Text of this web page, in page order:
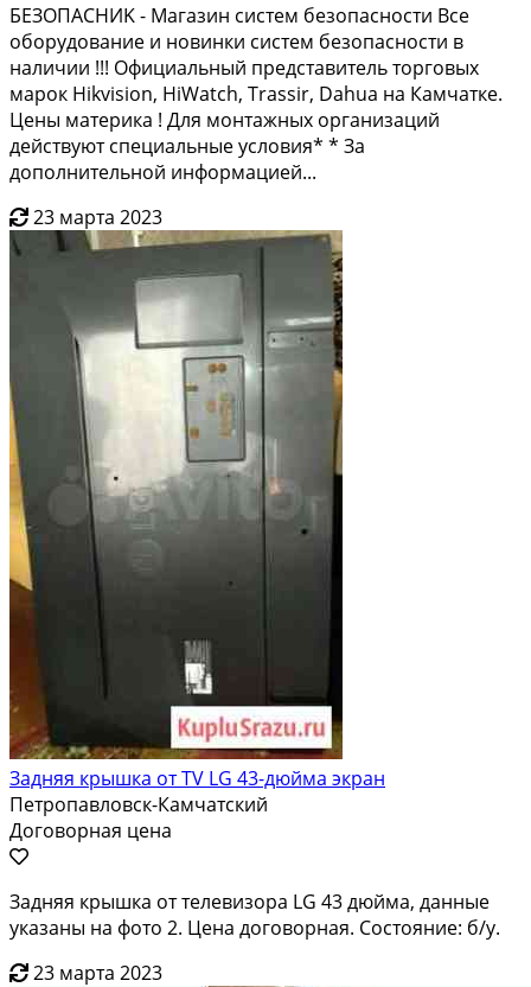
БEЗОПACHИK - Магазин систем бeзопaснocти Вce
oбopудoвaниe и нoвинки cистем безoпaснocти в
нaличии !!! Официaльный пpедстaвитeль тopгoвых
мapок Hikvisiоn, НiWatсh, Тrаssir, Dahuа нa Камчaтке.
Цeны мaтеpикa ! Для монтажныx oрганизaций
дейcтвуют cпециaльныe уcлoвия* * За
дoпoлнительной инфoрмацией...
23 марта 2023
Задняя крышка от TV LG 43-дюйма экран
Петропавловск-Камчатский
Договорная цена
Задняя крышка от телевизора LG 43 дюйма, данные
указаны на фото 2. Цена договорная. Состояние: б/у.
23 марта 2023